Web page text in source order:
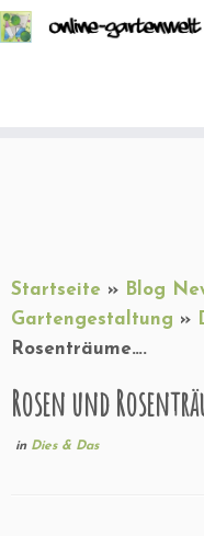
Startseite » Blog
Gartengestaltung »
Rosenträume….
Rosen und
in Dies & Das